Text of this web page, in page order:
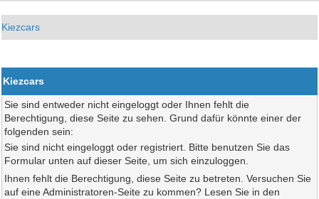
Kiezcars
Kiezcars
Sie sind entweder nicht eingeloggt oder Ihnen fehlt die
Berechtigung, diese Seite zu sehen. Grund dafür könnte einer der
folgenden sein:
Sie sind nicht eingeloggt oder registriert. Bitte benutzen Sie das
Formular unten auf dieser Seite, um sich einzuloggen.
Ihnen fehlt die Berechtigung, diese Seite zu betreten. Versuchen Sie
auf eine Administratoren-Seite zu kommen? Lesen Sie in den